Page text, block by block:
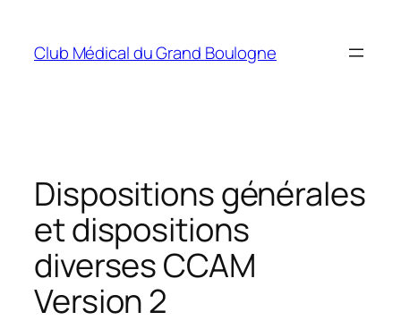
contenu
Club Médical du Grand Boulogne
Dispositions générales
et dispositions
diverses CCAM
Version 2